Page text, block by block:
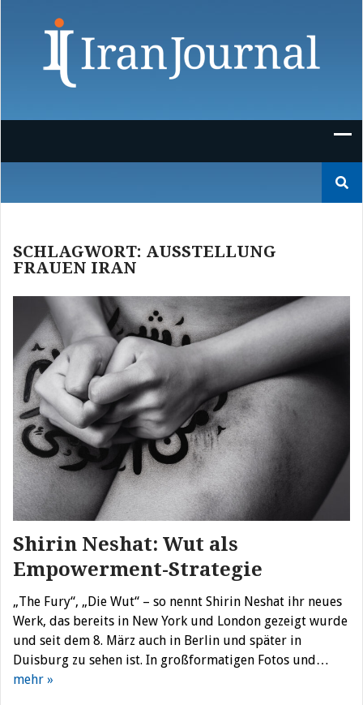
nach:
SCHLAGWORT: AUSSTELLUNG
FRAUEN IRAN
Shirin Neshat: Wut als
Empowerment-Strategie
„The Fury“, „Die Wut“ – so nennt Shirin Neshat ihr neues
Werk, das bereits in New York und London gezeigt wurde
und seit dem 8. März auch in Berlin und später in
Duisburg zu sehen ist. In großformatigen Fotos und…
mehr »